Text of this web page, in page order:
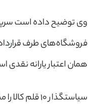
وی توضیح داده است
فروشگاه‌های طرف قرارداد
همان اعتبار یارانه نقدی
سیاستگذار